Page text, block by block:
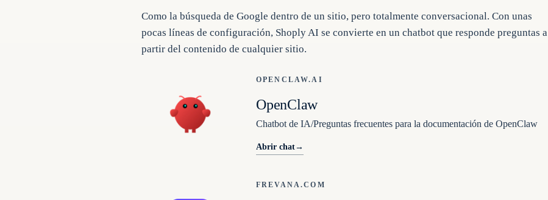
Como la búsqueda de Google dentro de un sitio, pero totalmente conversacional. Con unas
pocas líneas de configuración, Shoply AI se convierte en un chatbot que responde preguntas a
partir del contenido de cualquier sitio.
OPENCLAW.AI
OpenClaw
Chatbot de IA/Preguntas frecuentes para la documentación de OpenClaw
Abrir chat→
FREVANA.COM